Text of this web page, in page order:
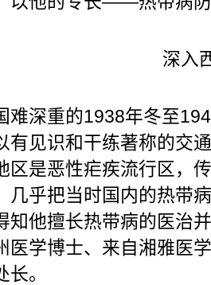
深入
深重的1938年冬至
有见识和干练著称的交
区是恶性疟疾流行区，
几乎把当时国内的热带
知他擅长热带病的医治
医学博士、来自湘雅医
。